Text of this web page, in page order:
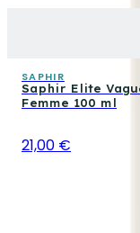
SAPHIR
Saphir Elite
Femme 100 ml
21,00 €